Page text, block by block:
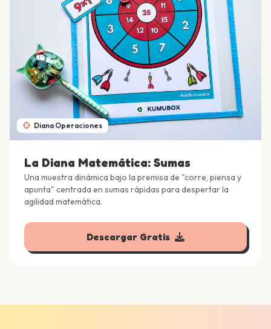
Diana Operaciones
La Diana Matemática: Sumas
Una muestra dinámica bajo la premisa de "corre, piensa y
apunta" centrada en sumas rápidas para despertar la
agilidad matemática.
Descargar Gratis